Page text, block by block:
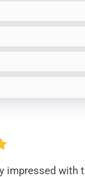
impressed with